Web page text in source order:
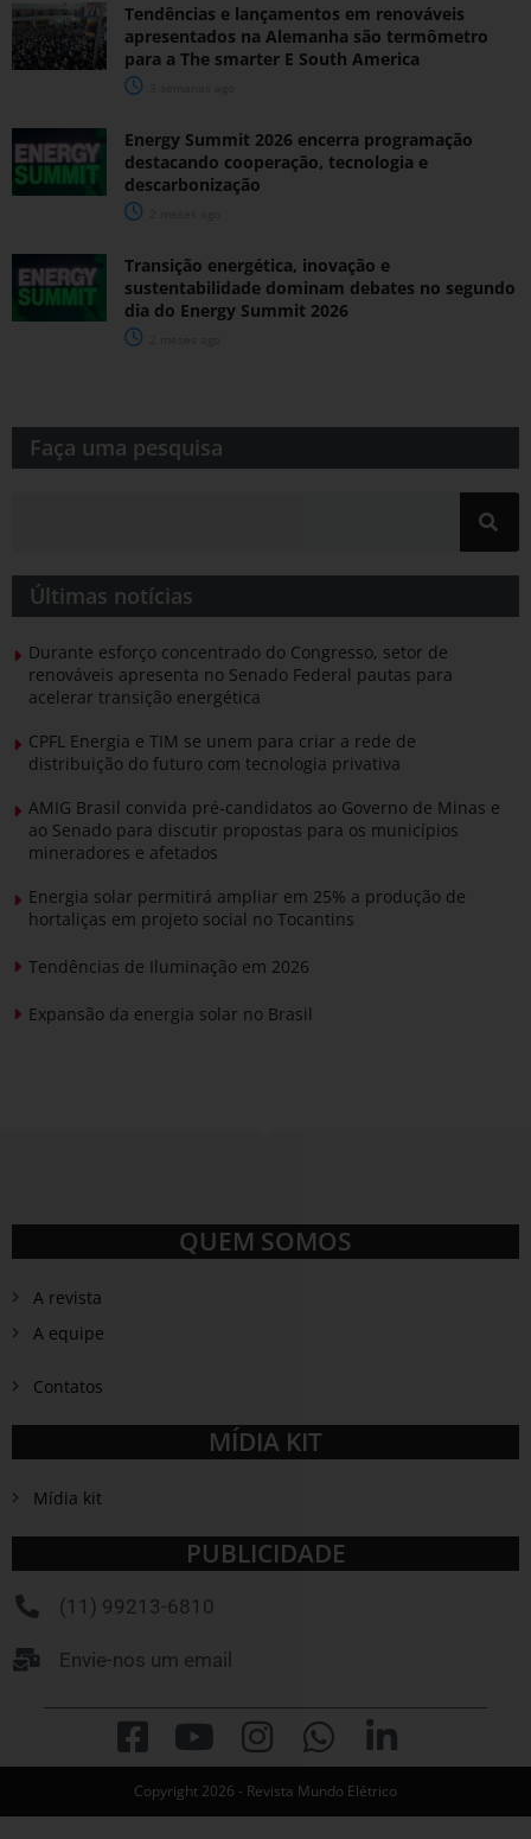
Tendências e lançamentos em renováveis
apresentados na Alemanha são termômetro
para a The smarter E South America
Energy Summit 2026 encerra programação
destacando cooperação, tecnologia e
descarbonização
Transição energética, inovação e
sustentabilidade dominam debates no segundo
dia do Energy Summit 2026
Faça uma pesquisa​​
Últimas notícias
Durante esforço concentrado do Congresso, setor de
renováveis apresenta no Senado Federal pautas para
acelerar transição energética
CPFL Energia e TIM se unem para criar a rede de
distribuição do futuro com tecnologia privativa
AMIG Brasil convida pré-candidatos ao Governo de Minas e
ao Senado para discutir propostas para os municípios
mineradores e afetados
Energia solar permitirá ampliar em 25% a produção de
hortaliças em projeto social no Tocantins
Tendências de Iluminação em 2026
Expansão da energia solar no Brasil
QUEM SOMOS
A revista
A equipe
Contatos
MÍDIA KIT
Mídia kit
PUBLICIDADE
(11) 99213-6810
Envie-nos um email
Copyright 2026 - Revista Mundo Elétrico